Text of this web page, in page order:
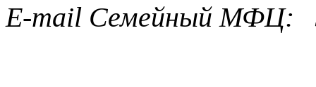
E-mail Семейный МФЦ: